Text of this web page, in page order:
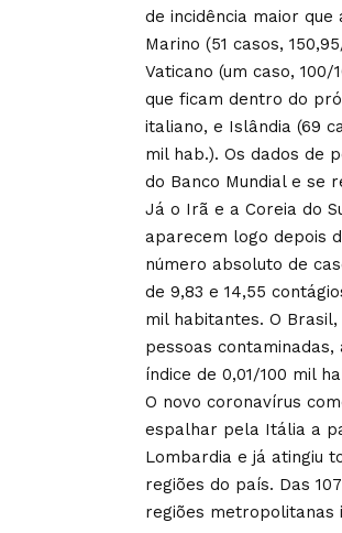
de incidência maior que
Marino (51 casos,
Vaticano (um caso, 100/
que ficam dentro do
italiano, e Islândia (69
mil hab.). Os dados de
do Banco Mundial e se
Já o Irã e a Coreia do
aparecem logo depois
número absoluto de
de 9,83 e 14,55
mil habitantes. O Brasil,
pessoas contaminadas,
índice de 0,01/100 mil
O novo coronavírus
espalhar pela Itália a
Lombardia e já atingiu
regiões do país. Das
regiões metropolitanas